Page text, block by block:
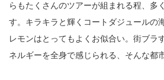
らもたくさんのツアーが組まれる程、多
す。キラキラと輝くコートダジュールの
レモンはとってもよくお似合い。街ブラ
ネルギーを全身で感じられる、そんな都